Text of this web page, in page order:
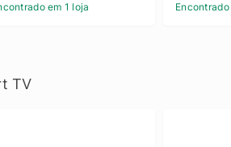
em 1 loja Encontrado
TV